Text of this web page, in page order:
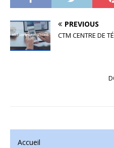
PREVIOUS
CTM CENTRE DE
Accueil